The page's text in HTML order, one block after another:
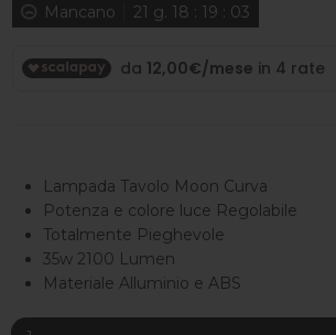
Mancano
21 g. 18 : 19 : 03
Lampada Tavolo Moon Curva
Potenza e colore luce Regolabile
Totalmente Pieghevole
35w 2100 Lumen
Materiale Alluminio e ABS